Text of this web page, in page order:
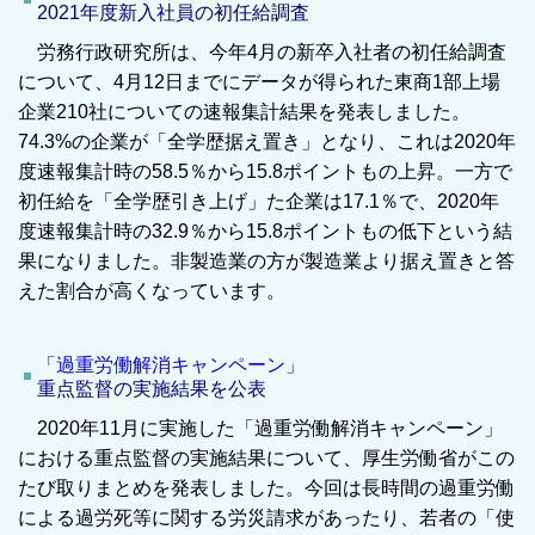
2021年度新入社員の初任給調査
労務行政研究所は、今年4月の新卒入社者の初任給調査
について、4月12日までにデータが得られた東商1部上場
企業210社についての速報集計結果を発表しました。
74.3%の企業が「全学歴据え置き」となり、これは2020年
度速報集計時の58.5％から15.8ポイントもの上昇。一方で
初任給を「全学歴引き上げ」た企業は17.1％で、2020年
度速報集計時の32.9％から15.8ポイントもの低下という結
果になりました。非製造業の方が製造業より据え置きと答
えた割合が高くなっています。
「過重労働解消キャンペーン」
重点監督の実施結果を公表
2020年11月に実施した「過重労働解消キャンペーン」
における重点監督の実施結果について、厚生労働省がこの
たび取りまとめを発表しました。今回は長時間の過重労働
による過労死等に関する労災請求があったり、若者の「使